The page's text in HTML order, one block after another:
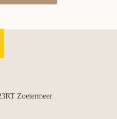
Zoetermeer